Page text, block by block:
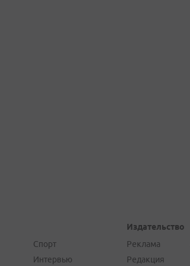
Спорт
Интервью
Издательство
Реклама
Редакция